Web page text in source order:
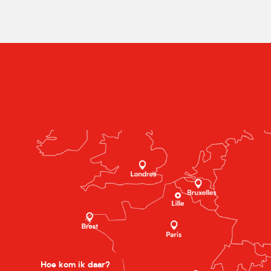
Hoe kom ik daar?